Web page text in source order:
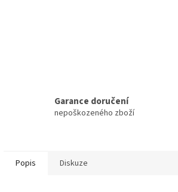
Garance doručení
nepoškozeného zboží
Popis Diskuze